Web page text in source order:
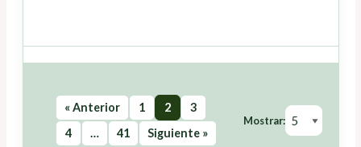
« Anterior 1 2
3
4
… 41 Siguiente »
Mostrar: